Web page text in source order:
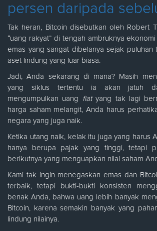
persen daripada
Tak heran, Bitcoin disebutkan oleh Robert
“uang rakyat” di tengah ambruknya
emas yang sangat dibelanya sejak puluhan
aset lindung yang luar biasa.
Jadi, Anda sekarang di mana? Masih
yang siklus tertentu ia akan jatuh
mengumpulkan uang fiatyang tak lagi
harga saham melangit, Anda harus
negara yang juga naik.
Ketika utang naik, kelak itu juga yang harus
hanya berupa pajak yang tinggi, tetapi
berikutnya yang menguapkan nilai saham
Kami tak ingin menegaskan emas dan
terbaik, tetapi bukti-bukti konsisten
benak Anda, bahwa uang lebih banyak
Bitcoin, karena semakin banyak yang
lindung nilainya.